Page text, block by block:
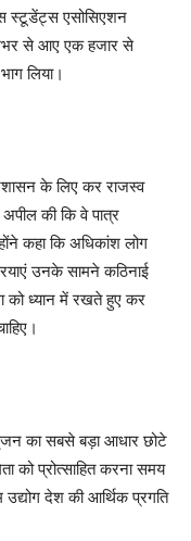
स्टूडेंट्स एसोसिएशन
से आए एक हजार से
लिया।
के लिए कर राजस्व
की कि वे पात्र
कहा कि अधिकांश लोग
उनके सामने कठिनाई
को ध्यान में रखते हुए कर
का सबसे बड़ा आधार छोटे
को प्रोत्साहित करना समय
देश की आर्थिक प्रगति